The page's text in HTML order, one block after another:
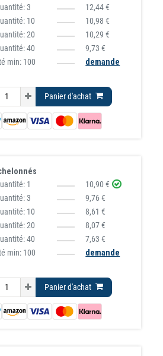
3
12,44 €
10
10,98 €
20
10,29 €
40
9,73 €
min: 100
demande
Panier d'achat
1
10,90 €
3
9,76 €
10
8,61 €
20
8,07 €
40
7,63 €
min: 100
demande
Panier d'achat